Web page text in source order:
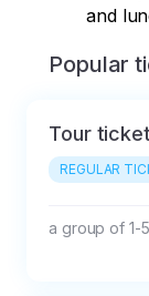
and
Popular
Tour ticket
REGULAR
a group of 1-